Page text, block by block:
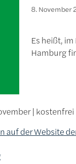
8. November
Es heißt,
Hamburg
| kostenfrei
auf der Website